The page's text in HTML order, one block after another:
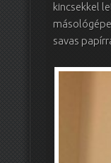
kincsekkel
savas